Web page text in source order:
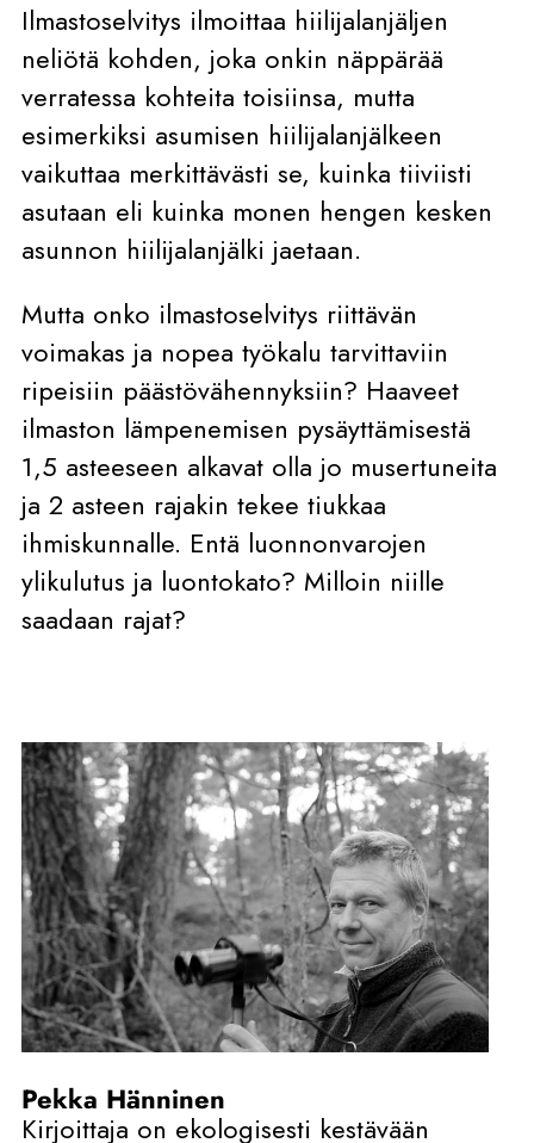
Ilmastoselvitys ilmoittaa hiilijalanjäljen
neliötä kohden, joka onkin näppärää
verratessa kohteita toisiinsa, mutta
esimerkiksi asumisen hiilijalanjälkeen
vaikuttaa merkittävästi se, kuinka tiiviisti
asutaan eli kuinka monen hengen kesken
asunnon hiilijalanjälki jaetaan.
Mutta onko ilmastoselvitys riittävän
voimakas ja nopea työkalu tarvittaviin
ripeisiin päästövähennyksiin? Haaveet
ilmaston lämpenemisen pysäyttämisestä
1,5 asteeseen alkavat olla jo musertuneita
ja 2 asteen rajakin tekee tiukkaa
ihmiskunnalle. Entä luonnonvarojen
ylikulutus ja luontokato? Milloin niille
saadaan rajat?
Pekka Hänninen
Kirjoittaja on ekologisesti kestävään